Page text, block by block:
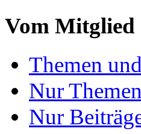
Vom Mitglied
Themen
Nur Themen
Nur